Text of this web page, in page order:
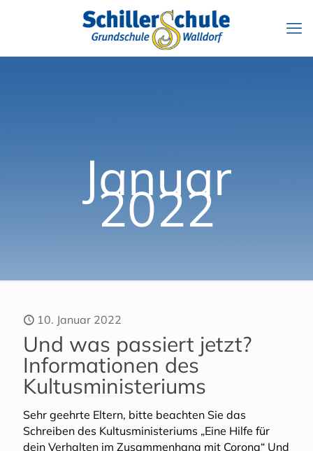
Januar
2022
10. Januar 2022
Und was passiert jetzt?
Informationen des
Kultusministeriums
Sehr geehrte Eltern, bitte beachten Sie das
Schreiben des Kultusministeriums „Eine Hilfe für
dein Verhalten im Zusammenhang mit Corona“ Und